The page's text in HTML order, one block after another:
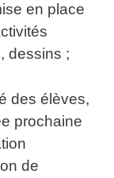
en place
dessins ;
des élèves,
prochaine
de